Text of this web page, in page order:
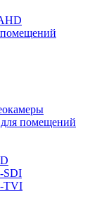
помещений
SDI
TVI